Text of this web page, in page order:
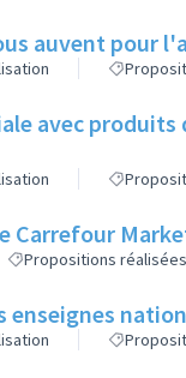
auvent pour
avec
Carrefour
Propositions réalisées
enseignes